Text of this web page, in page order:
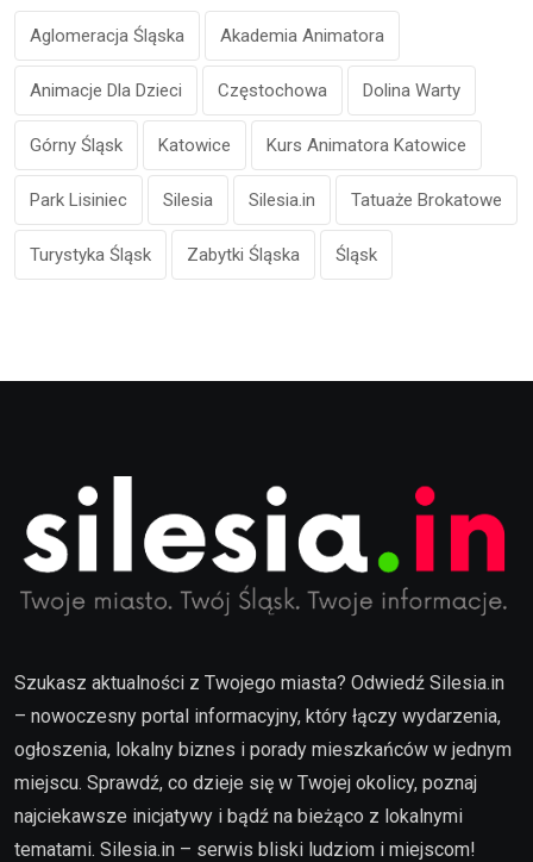
Aglomeracja Śląska Akademia Animatora
Animacje Dla Dzieci Częstochowa Dolina Warty
Górny Śląsk Katowice Kurs Animatora Katowice
Park Lisiniec Silesia Silesia.in Tatuaże Brokatowe
Turystyka Śląsk Zabytki Śląska Śląsk
Szukasz aktualności z Twojego miasta? Odwiedź Silesia.in
– nowoczesny portal informacyjny, który łączy wydarzenia,
ogłoszenia, lokalny biznes i porady mieszkańców w jednym
miejscu. Sprawdź, co dzieje się w Twojej okolicy, poznaj
najciekawsze inicjatywy i bądź na bieżąco z lokalnymi
tematami. Silesia.in – serwis bliski ludziom i miejscom!